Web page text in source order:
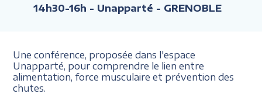
14h30-16h - Unapparté - GRENOBLE
Une conférence, proposée dans l'espace
Unapparté, pour comprendre le lien entre
alimentation, force musculaire et prévention des
chutes.